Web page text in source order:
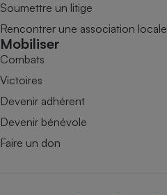
Soumettre un litige
Rencontrer une association locale
Mobiliser
Combats
Victoires
Devenir adhérent
Devenir bénévole
Faire un don